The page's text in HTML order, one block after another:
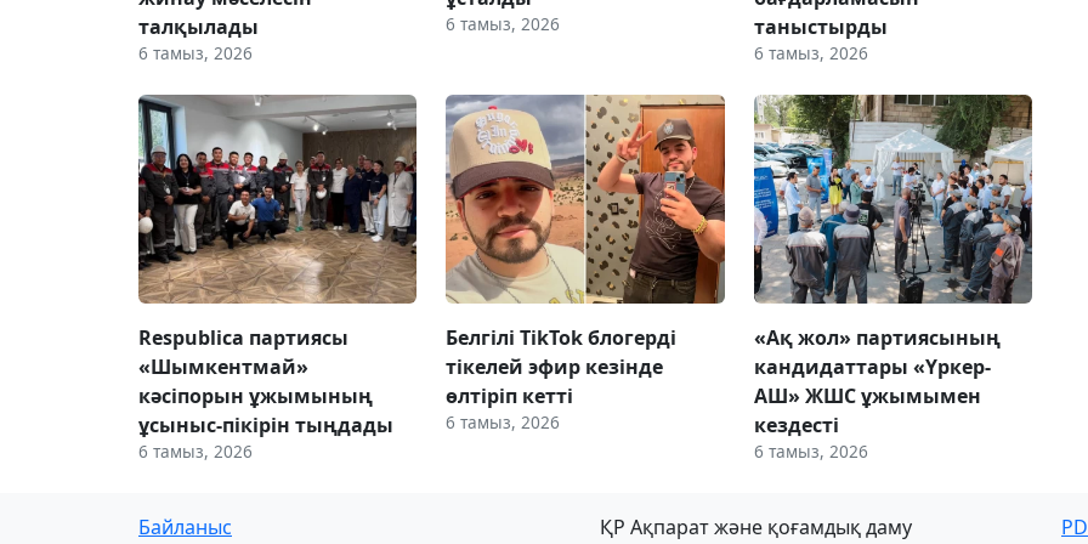
талқылады
6 тамыз, 2026
6 тамыз, 2026
таныстырды
6 тамыз, 2026
Respublica партиясы
«Шымкентмай»
кәсіпорын ұжымының
ұсыныс-пікірін тыңдады
6 тамыз, 2026
Белгілі TikTok блогерді
тікелей эфир кезінде
өлтіріп кетті
6 тамыз, 2026
«Ақ жол» партиясының
кандидаттары «Үркер-
АШ» ЖШС ұжымымен
кездесті
6 тамыз, 2026
Байланыс
ҚР Ақпарат және қоғамдық даму